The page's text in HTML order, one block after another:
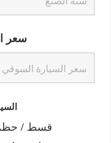
سعر
قسط / حظر